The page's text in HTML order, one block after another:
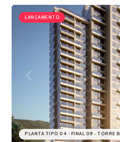
LANÇAMENTO
PLANTA TIPO 04 - FINAL 09 - TORRE B